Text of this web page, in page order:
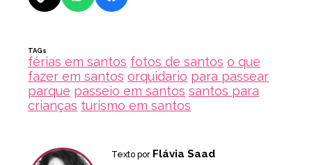
TAGs
férias em santos fotos de santos o que
fazer em santos orquidario para passear
parque passeio em santos santos para
crianças turismo em santos
Texto por Flávia Saad